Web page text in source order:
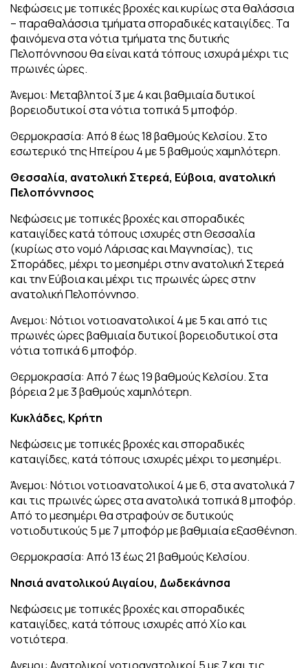
Νεφώσεις με τοπικές βροχές και κυρίως στα θαλάσσια
– παραθαλάσσια τμήματα σποραδικές καταιγίδες. Τα
φαινόμενα στα νότια τμήματα της δυτικής
Πελοπόννησου θα είναι κατά τόπους ισχυρά μέχρι τις
πρωινές ώρες.
Άνεμοι: Μεταβλητοί 3 με 4 και βαθμιαία δυτικοί
βορειοδυτικοί στα νότια τοπικά 5 μποφόρ.
Θερμοκρασία: Από 8 έως 18 βαθμούς Κελσίου. Στο
εσωτερικό της Ηπείρου 4 με 5 βαθμούς χαμηλότερη.
Θεσσαλία, ανατολική Στερεά, Εύβοια, ανατολική
Πελοπόννησος
Νεφώσεις με τοπικές βροχές και σποραδικές
καταιγίδες κατά τόπους ισχυρές στη Θεσσαλία
(κυρίως στο νομό Λάρισας και Μαγνησίας), τις
Σποράδες, μέχρι το μεσημέρι στην ανατολική Στερεά
και την Εύβοια και μέχρι τις πρωινές ώρες στην
ανατολική Πελοπόννησο.
Ανεμοι: Νότιοι νοτιοανατολικοί 4 με 5 και από τις
πρωινές ώρες βαθμιαία δυτικοί βορειοδυτικοί στα
νότια τοπικά 6 μποφόρ.
Θερμοκρασία: Από 7 έως 19 βαθμούς Κελσίου. Στα
βόρεια 2 με 3 βαθμούς χαμηλότερη.
Κυκλάδες, Κρήτη
Νεφώσεις με τοπικές βροχές και σποραδικές
καταιγίδες, κατά τόπους ισχυρές μέχρι το μεσημέρι.
Άνεμοι: Νότιοι νοτιοανατολικοί 4 με 6, στα ανατολικά 7
και τις πρωινές ώρες στα ανατολικά τοπικά 8 μποφόρ.
Από το μεσημέρι θα στραφούν σε δυτικούς
νοτιοδυτικούς 5 με 7 μποφόρ με βαθμιαία εξασθένηση.
Θερμοκρασία: Από 13 έως 21 βαθμούς Κελσίου.
Νησιά ανατολικού Αιγαίου, Δωδεκάνησα
Νεφώσεις με τοπικές βροχές και σποραδικές
καταιγίδες, κατά τόπους ισχυρές από Χίο και
νοτιότερα.